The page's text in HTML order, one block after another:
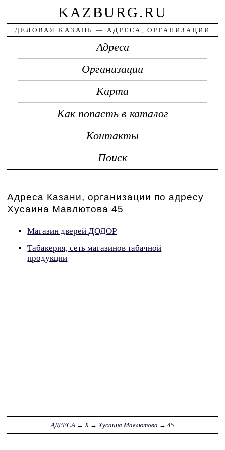
KAZBURG.RU
ДЕЛОВАЯ КАЗАНЬ — АДРЕСА, ОРГАНИЗАЦИИ
Адреса
Организации
Карта
Как попасть в каталог
Контакты
Поиск
Адреса Казани, организации по адресу
Хусаина Мавлютова 45
Магазин дверей ДОДОР
Табакерия, сеть магазинов табачной
продукции
АДРЕСА → Х→ Хусаина Мавлютова → 45